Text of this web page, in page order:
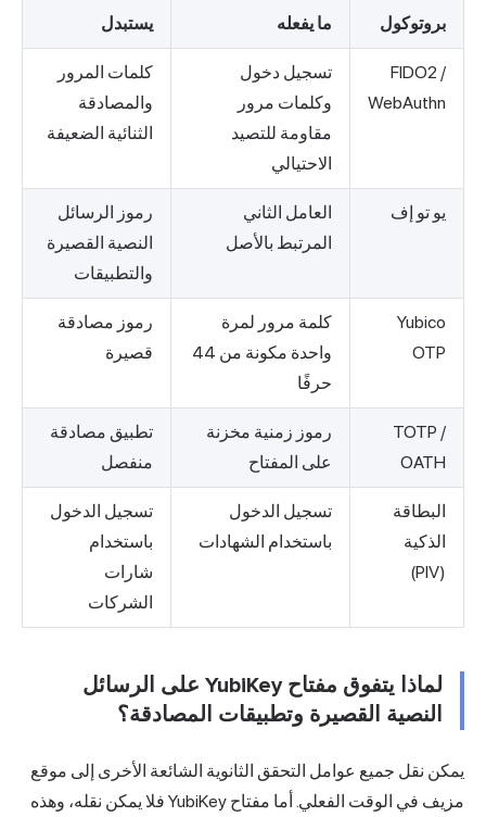
بروتوكول ما يفعله يستبدل
FIDO2 /
WebAuthn
تسجيل دخول
وكلمات مرور
مقاومة للتصيد
الاحتيالي
كلمات المرور
والمصادقة
الثنائية الضعيفة
يو تو إف
العامل الثاني
المرتبط بالأصل
رموز الرسائل
النصية القصيرة
والتطبيقات
Yubico
OTP
كلمة مرور لمرة
واحدة مكونة من 44
حرفًا
رموز مصادقة
قصيرة
TOTP /
OATH
رموز زمنية مخزنة
على المفتاح
تطبيق مصادقة
منفصل
البطاقة
الذكية
(PIV)
تسجيل الدخول
باستخدام الشهادات
تسجيل الدخول
باستخدام
شارات
الشركات
لماذا يتفوق مفتاح YubiKey على الرسائل
النصية القصيرة وتطبيقات المصادقة؟
يمكن نقل جميع عوامل التحقق الثانوية الشائعة الأخرى إلى موقع
مزيف في الوقت الفعلي. أما مفتاح YubiKey فلا يمكن نقله، وهذه